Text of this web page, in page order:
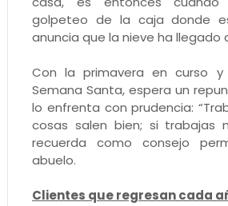
golpeteo de la caja donde
anuncia que la nieve ha llegado
Con la primavera en curso
Semana Santa, espera un
lo enfrenta con prudencia:
cosas salen bien; si trabajas
recuerda como consejo
abuelo.
Clientes que regresan cada